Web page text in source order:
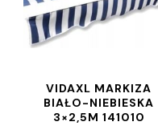
VIDAXL MARKIZA
BIAŁO-NIEBIESKA
3×2,5M 141010